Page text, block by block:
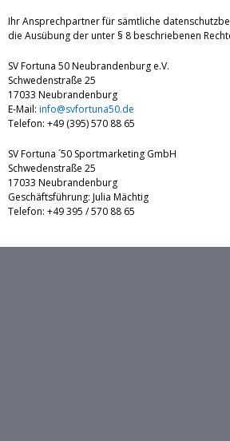
Ihr Ansprechpartner für sämtliche
die Ausübung der unter § 8 beschriebenen
SV Fortuna 50 Neubrandenburg e.V.
Schwedenstraße 25
17033 Neubrandenburg
E-Mail: info@svfortuna50.de
Telefon: +49 (395) 570 88 65
SV Fortuna ´50 Sportmarketing GmbH
Schwedenstraße 25
17033 Neubrandenburg
Geschäftsführung: Julia Mächtig
Telefon: +49 395 / 570 88 65